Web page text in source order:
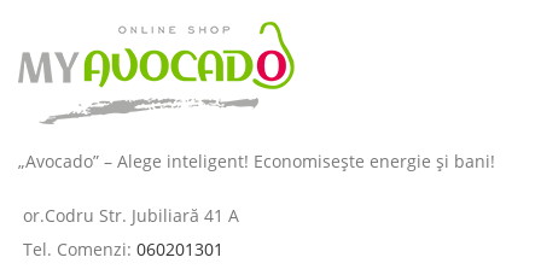
„Avocado” – Alege inteligent! Economisește energie și bani!
or.Codru Str. Jubiliară 41 A
Tel. Comenzi: 060201301